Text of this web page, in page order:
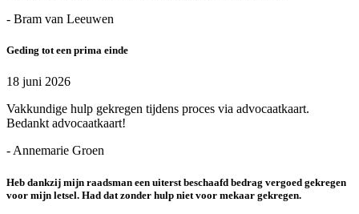
- Bram van Leeuwen
Geding tot een prima einde
18 juni 2026
Vakkundige hulp gekregen tijdens proces via advocaatkaart.
Bedankt advocaatkaart!
- Annemarie Groen
Heb dankzij mijn raadsman een uiterst beschaafd bedrag vergoed gekregen
voor mijn letsel. Had dat zonder hulp niet voor mekaar gekregen.